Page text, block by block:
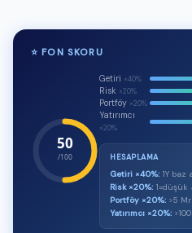
Bu fonun AI tavsiyesi ve
Al/sat/tut sinyali, AI
değerlendirme —
Premium
⭐ FON SKORU
50
/100
Getiri ×40%
Risk ×20%
Portföy ×20%
Yatırımcı
×20%
HESAPLAMA
Getiri ×40%: 1Y baz
Risk ×20%: 1=düşük
Portföy ×20%: >5
Yatırımcı ×20%: